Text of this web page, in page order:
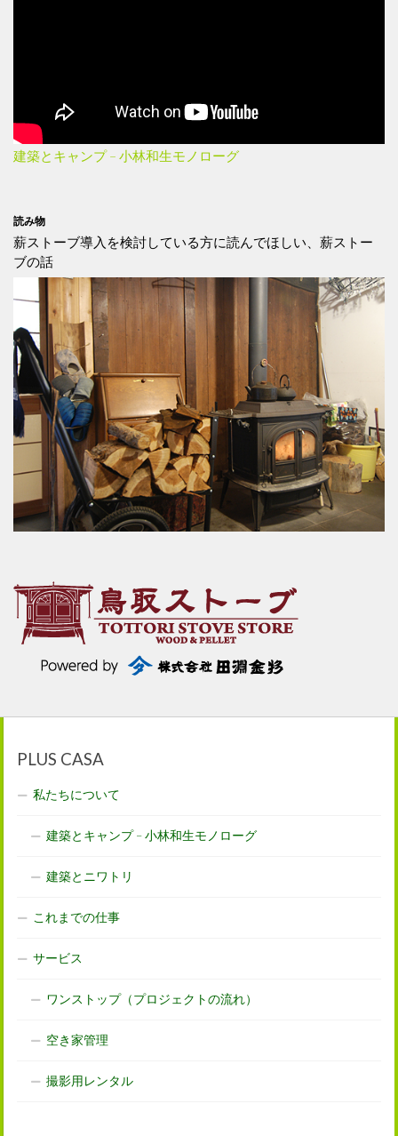
建築とキャンプ – 小林和生モノローグ
読み物
薪ストーブ導入を検討している方に読んでほしい、薪ストー
ブの話
PLUS CASA
私たちについて
建築とキャンプ – 小林和生モノローグ
建築とニワトリ
これまでの仕事
サービス
ワンストップ（プロジェクトの流れ）
空き家管理
撮影用レンタル